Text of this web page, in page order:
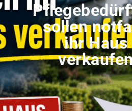
sollen
ihr Haus